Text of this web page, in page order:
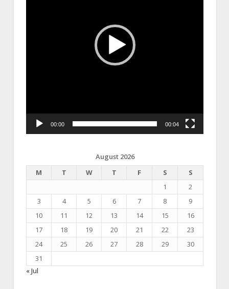
00:00 00:04
August 2026
M
T W T F S
S
1
2
3
4 5 6 7 8
9
10
11 12 13 14 15
16
17
18 19 20 21 22
23
24
25 26 27 28 29
30
31
« Jul